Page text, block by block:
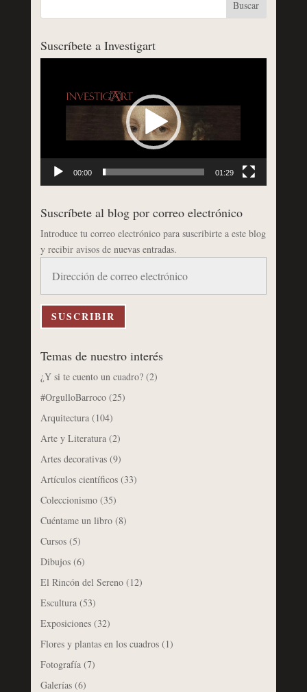
Suscríbete a Investigart
00:00 01:29
Suscríbete al blog por correo electrónico
Introduce tu correo electrónico para suscribirte a este blog
y recibir avisos de nuevas entradas.
correo
electrónico
SUSCRIBIR
Temas de nuestro interés
¿Y si te cuento un cuadro?(2)
#OrgulloBarroco(25)
Arquitectura(104)
Arte y Literatura(2)
Artes decorativas(9)
Artículos científicos(33)
Coleccionismo(35)
Cuéntame un libro(8)
Cursos(5)
Dibujos(6)
El Rincón del Sereno(12)
Escultura(53)
Exposiciones(32)
Flores y plantas en los cuadros(1)
Fotografía(7)
Galerías(6)